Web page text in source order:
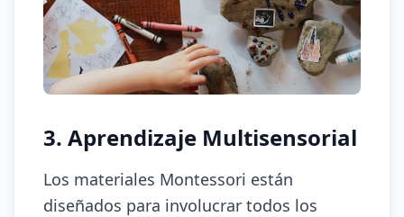
3. Aprendizaje Multisensorial
Los materiales Montessori están
diseñados para involucrar todos los